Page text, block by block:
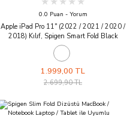
0.0 Puan - Yorum
Apple iPad Pro 11'' (2022 / 2021 / 2020 /
2018) Kılıf, Spigen Smart Fold Black
1.999,00 TL
2.699,90 TL